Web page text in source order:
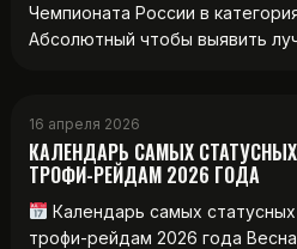
Чемпионата России в
Абсолютный чтобы выявить
16 апреля 2026
КАЛЕНДАРЬ САМЫХ
ТРОФИ-РЕЙДАМ 2026 ГОДА
Календарь самых
трофи-рейдам 2026 года